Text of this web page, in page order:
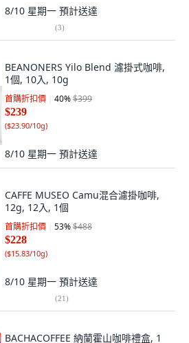
8/10 星期一 預計送達
(3)
BEANONERS Yilo Blend 濾掛式咖啡,
1個, 10入, 10g
首購折扣價 40%$399
$239
($23.90/10g)
8/10 星期一 預計送達
CAFFE MUSEO Camu混合濾掛咖啡,
12g, 12入, 1個
首購折扣價 53%$488
$228
($15.83/10g)
8/10 星期一 預計送達
(21)
BACHACOFFEE 納蘭霍山咖啡禮盒, 1